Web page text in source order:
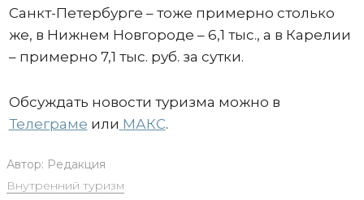
Санкт-Петербурге – тоже примерно столько
же, в Нижнем Новгороде – 6,1 тыс., а в Карелии
– примерно 7,1 тыс. руб. за сутки.
Обсуждать новости туризма можно в
Телеграме или МАКС.
Автор: Редакция
Внутренний туризм